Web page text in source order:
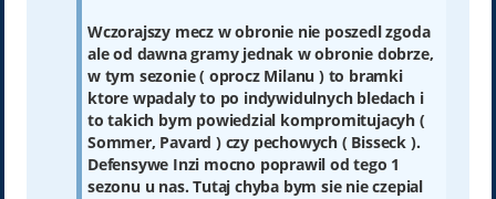
Wczorajszy mecz w obronie nie poszedl zgoda
ale od dawna gramy jednak w obronie dobrze,
w tym sezonie ( oprocz Milanu ) to bramki
ktore wpadaly to po indywidulnych bledach i
to takich bym powiedzial kompromitujacyh (
Sommer, Pavard ) czy pechowych ( Bisseck ).
Defensywe Inzi mocno poprawil od tego 1
sezonu u nas. Tutaj chyba bym sie nie czepial